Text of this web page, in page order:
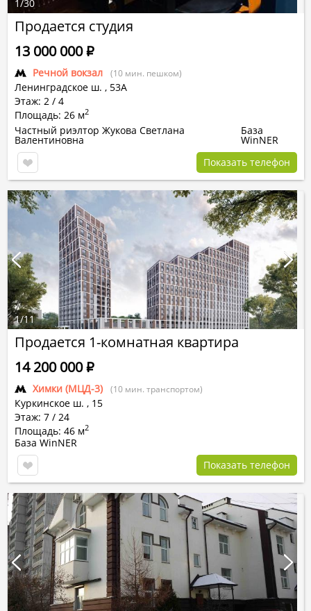
Продается студия
Речной вокзал (10 мин. пешком)
Ленинградское ш. , 53А
Этаж: 2 / 4
Площадь: 26 м2
13 000 000Р
Частный риэлтор Жукова Светлана
Валентиновна
База
WinNER
Показать телефон
1/30
Продается 1-комнатная квартира
Химки (МЦД-3) (10 мин. транспортом)
Куркинское ш. , 15
Этаж: 7 / 24
Площадь: 46 м2
14 200 000Р
База WinNER
Показать телефон
1/11